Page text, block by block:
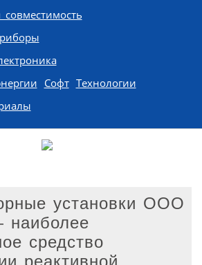
совместимость
Софт Технологии
установки ООО
средство
реактивной